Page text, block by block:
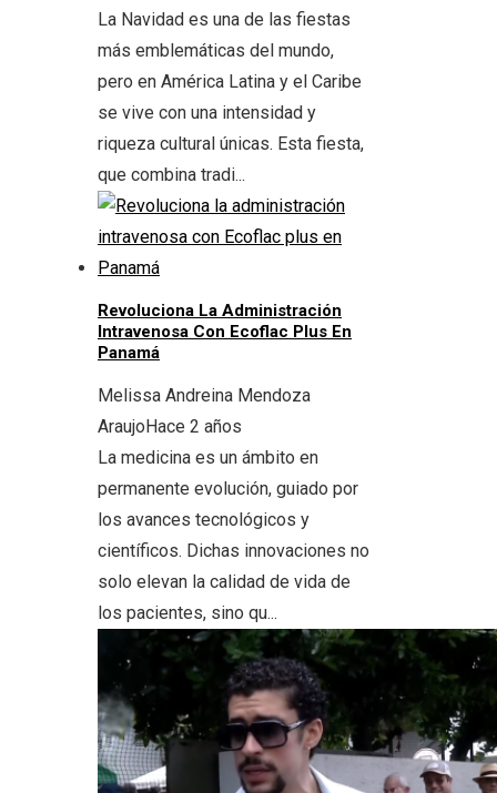
La Navidad es una de las fiestas
más emblemáticas del mundo,
pero en América Latina y el Caribe
se vive con una intensidad y
riqueza cultural únicas. Esta fiesta,
que combina tradi...
Revoluciona La Administración
Intravenosa Con Ecoflac Plus En
Panamá
Melissa Andreina Mendoza
AraujoHace 2 años
La medicina es un ámbito en
permanente evolución, guiado por
los avances tecnológicos y
científicos. Dichas innovaciones no
solo elevan la calidad de vida de
los pacientes, sino qu...